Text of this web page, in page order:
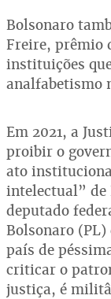
Bolsonaro
Freire, prêmio
instituições
analfabetismo
Em 2021, a
proibir o
ato
intelectual” de
deputado
Bolsonaro
país de
criticar o
justiça, é